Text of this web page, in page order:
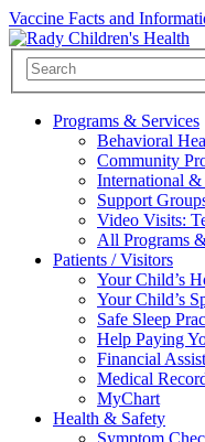
Vaccine Facts and
Programs & Services
Behavioral
Community
International &
Support
Video Visits:
All Programs
Patients / Visitors
Your Child’s
Your Child’s
Safe Sleep
Help Paying
Financial
Medical
MyChart
Health & Safety
Symptom